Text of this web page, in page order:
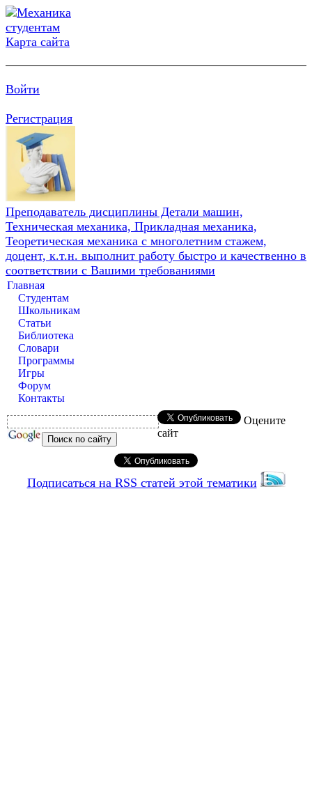
Карта сайта
Войти
Регистрация
Преподаватель дисциплины Детали машин,
Техническая механика, Прикладная механика,
Теоретическая механика с многолетним стажем,
доцент, к.т.н. выполнит работу быстро и качественно в
соответствии с Вашими требованиями
Главная
Студентам
Школьникам
Статьи
Библиотека
Словари
Программы
Игры
Форум
Контакты
Оцените
сайт
Подписаться на RSS статей этой тематики